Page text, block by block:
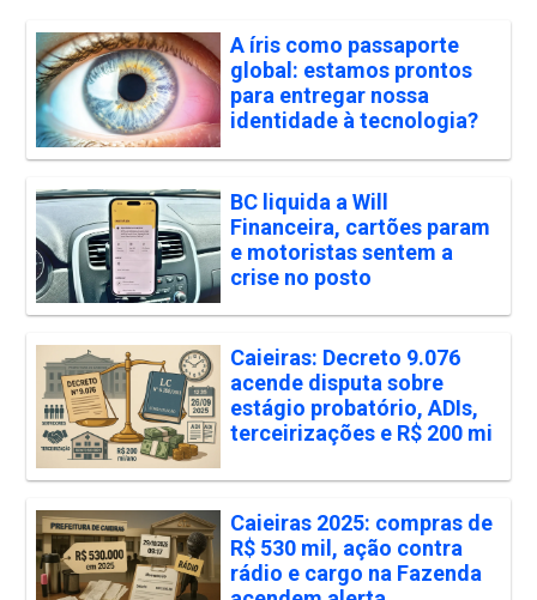
A íris como passaporte
global: estamos prontos
para entregar nossa
identidade à tecnologia?
BC liquida a Will
Financeira, cartões param
e motoristas sentem a
crise no posto
Caieiras: Decreto 9.076
acende disputa sobre
estágio probatório, ADIs,
terceirizações e R$ 200 mi
Caieiras 2025: compras de
R$ 530 mil, ação contra
rádio e cargo na Fazenda